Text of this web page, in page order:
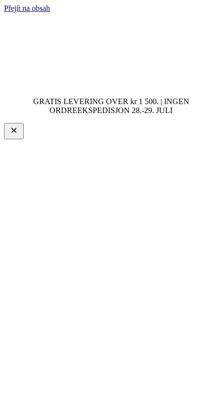
Přejít na obsah
GRATIS LEVERING OVER kr 1 500. | INGEN
ORDREEKSPEDISJON 28.-29. JULI